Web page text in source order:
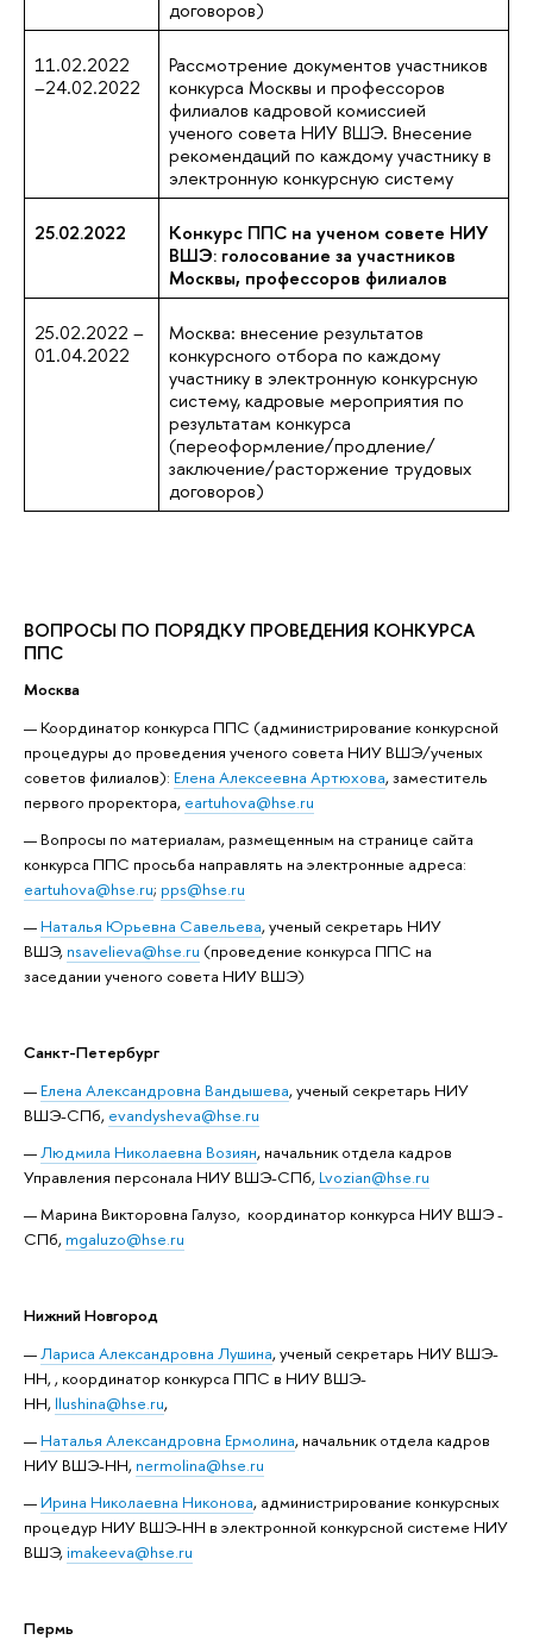
ВОПРОСЫ ПО ПОРЯДКУ ПРОВЕДЕНИЯ КОНКУРСА
ППС
Москва
Координатор конкурса ППС (администрирование конкурсной
процедуры до проведения ученого совета НИУ ВШЭ/ученых
советов филиалов): Елена Алексеевна Артюхова, заместитель
первого проректора, eartuhova@hse.ru
Вопросы по материалам, размещенным на странице сайта
конкурса ППС просьба направлять на электронные адреса:
eartuhova@hse.ru; pps@hse.ru
Наталья Юрьевна Савельева, ученый секретарь НИУ
ВШЭ, nsavelieva@hse.ru (проведение конкурса ППС на
заседании ученого совета НИУ ВШЭ)
Санкт-Петербург
Елена Александровна Вандышева, ученый секретарь НИУ
ВШЭ-СПб, evandysheva@hse.ru
Людмила Николаевна Возиян, начальник отдела кадров
Управления персонала НИУ ВШЭ-СПб, Lvozian@hse.ru
Марина Викторовна Галузо, координатор конкурса НИУ ВШЭ -
СПб, mgaluzo@hse.ru
Нижний Новгород
Лариса Александровна Лушина, ученый секретарь НИУ ВШЭ-
НН, , координатор конкурса ППС в НИУ ВШЭ-
НН, llushina@hse.ru,
Наталья Александровна Ермолина, начальник отдела кадров
НИУ ВШЭ-НН, nermolina@hse.ru
Ирина Николаевна Никонова, администрирование конкурсных
процедур НИУ ВШЭ-НН в электронной конкурсной системе НИУ
ВШЭ,imakeeva@hse.ru
Пермь
договоров)
11.02.2022
–24.02.2022
Рассмотрение документов участников
конкурса Москвы и профессоров
филиалов кадровой комиссией
ученого совета НИУ ВШЭ. Внесение
рекомендаций по каждому участнику в
электронную конкурсную систему
25.02.2022
Конкурс ППС на ученом совете НИУ
ВШЭ: голосование за участников
Москвы, профессоров филиалов
25.02.2022 –
01.04.2022
Москва: внесение результатов
конкурсного отбора по каждому
участнику в электронную конкурсную
систему, кадровые мероприятия по
результатам конкурса
(переоформление/продление/
заключение/расторжение трудовых
договоров)